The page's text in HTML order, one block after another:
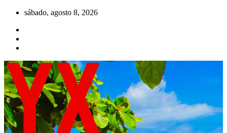
Saltar
contenido
sábado, agosto 8, 2026